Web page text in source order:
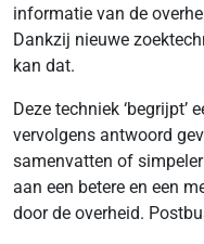
informatie van de
Dankzij nieuwe
kan dat.
Deze techniek ‘begrijpt’
vervolgens antwoord
samenvatten of
aan een betere en een
door de overheid.